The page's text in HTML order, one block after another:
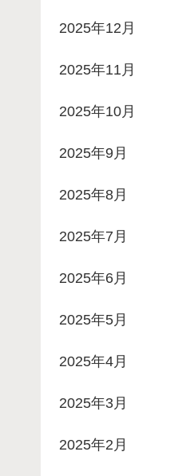
2025年12月
2025年11月
2025年10月
2025年9月
2025年8月
2025年7月
2025年6月
2025年5月
2025年4月
2025年3月
2025年2月